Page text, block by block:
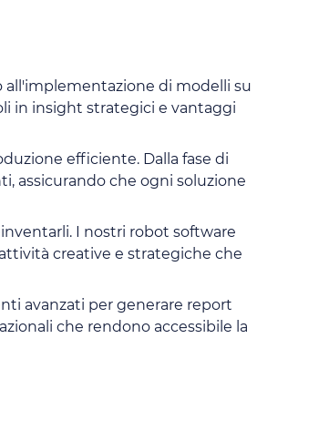
all'implementazione di modelli su
in insight strategici e vantaggi
efficiente. Dalla fase di
assicurando che ogni soluzione
I nostri robot software
creative e strategiche che
avanzati per generare report
che rendono accessibile la